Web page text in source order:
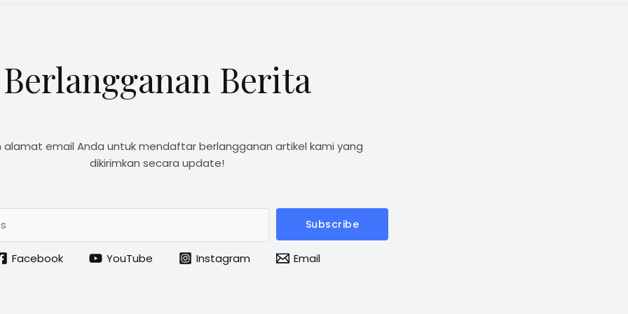
Berlangganan Berita
alamat email Anda untuk mendaftar berlangganan artikel kami yang
dikirimkan secara update!
Subscribe
Facebook YouTube Instagram Email